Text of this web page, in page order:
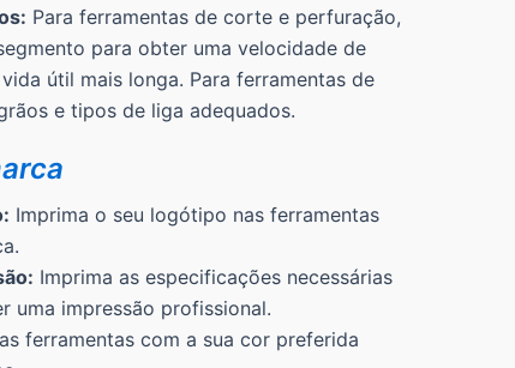
Para ferramentas de corte e perfuração,
para obter uma velocidade de
útil mais longa. Para ferramentas de
e tipos de liga adequados.
Imprima o seu logótipo nas ferramentas
Imprima as especificações necessárias
uma impressão profissional.
ferramentas com a sua cor preferida